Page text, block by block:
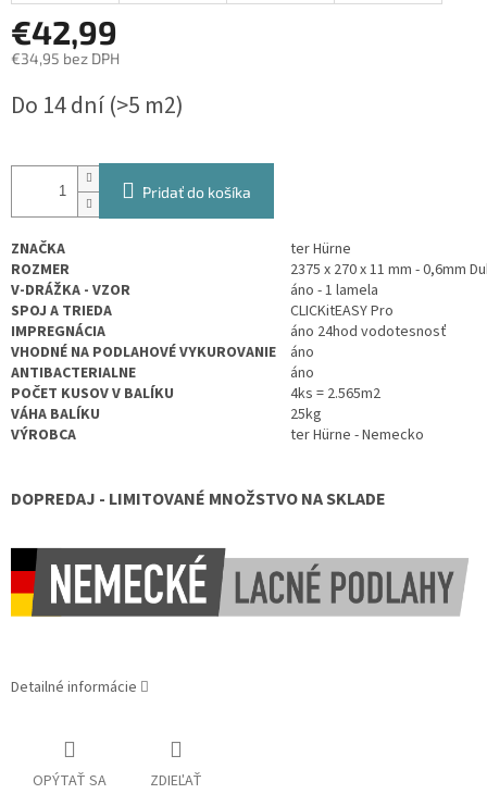
€42,99
€34,95 bez DPH
cena:
Do 14 dní(>5 m2)
Pridať do košíka
ZNAČKA
ter Hürne
ROZMER
2375 x 270 x 11 mm - 0,6mm
V-DRÁŽKA - VZOR
áno - 1 lamela
SPOJ A TRIEDA
CLICKitEASY Pro
IMPREGNÁCIA
áno 24hod vodotesnosť
VHODNÉ NA PODLAHOVÉ VYKUROVANIE
áno
ANTIBACTERIALNE
áno
POČET KUSOV V BALÍKU
4ks = 2.565m2
VÁHA BALÍKU
25kg
VÝROBCA
ter Hürne - Nemecko
DOPREDAJ - LIMITOVANÉ MNOŽSTVO NA SKLADE
Detailné informácie
OPÝTAŤ SA ZDIEĽAŤ